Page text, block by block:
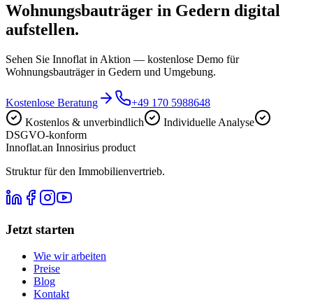
Wohnungsbauträger in Gedern digital
aufstellen.
Sehen Sie Innoflat in Aktion — kostenlose Demo für
Wohnungsbauträger in Gedern und Umgebung.
Kostenlose Beratung
+49 170 5988648
Kostenlos & unverbindlich
Individuelle Analyse
DSGVO-konform
Innoflat.an Innosirius product
Struktur für den Immobilienvertrieb.
Jetzt starten
Wie wir arbeiten
Preise
Blog
Kontakt